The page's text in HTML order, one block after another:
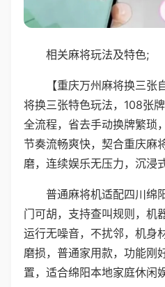
相关麻将玩法及特色;
【重庆万州麻将换三
将换三张特色玩法，108张
全流程，省去手动换牌繁琐
节奏流畅爽快，契合重庆麻
磨，连续娱乐无压力，沉浸
普通麻将机适配四川绵
门可胡，支持查叫规则，机
运行无噪音，不扰邻，机身
磨损，普通家用款，功能刚
置，适合绵阳本地家庭休闲